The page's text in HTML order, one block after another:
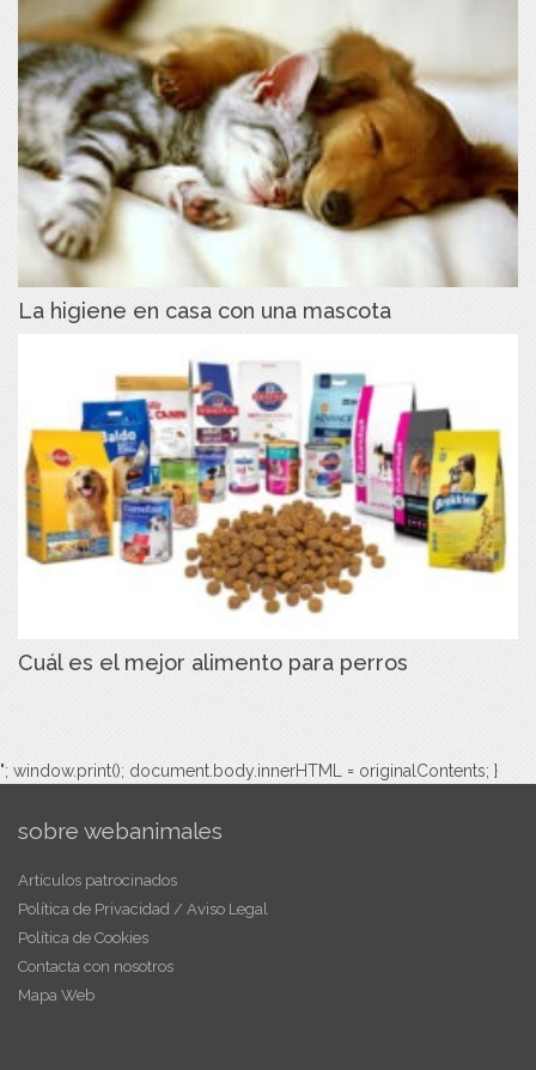
La higiene en casa con una mascota
Cuál es el mejor alimento para perros
"; window.print(); document.body.innerHTML = originalContents; }
sobre webanimales
Artículos patrocinados
Política de Privacidad / Aviso Legal
Política de Cookies
Contacta con nosotros
Mapa Web